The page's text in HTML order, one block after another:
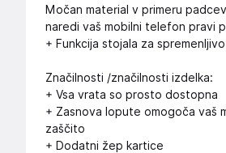
Močan material v primeru
naredi vaš mobilni telefon pravi
+ Funkcija stojala za
Značilnosti /značilnosti izdelka:
+ Vsa vrata so prosto dostopna
+ Zasnova lopute omogoča vaš
zaščito
+ Dodatni žep kartice